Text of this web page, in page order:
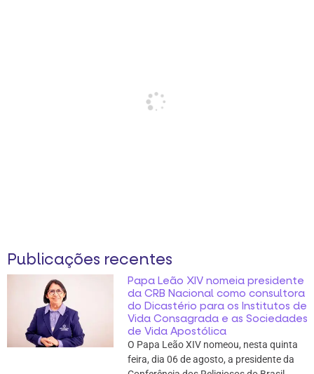
Publicações recentes
Papa Leão XIV nomeia presidente
da CRB Nacional como consultora
do Dicastério para os Institutos de
Vida Consagrada e as Sociedades
de Vida Apostólica
O Papa Leão XIV nomeou, nesta quinta
feira, dia 06 de agosto, a presidente da